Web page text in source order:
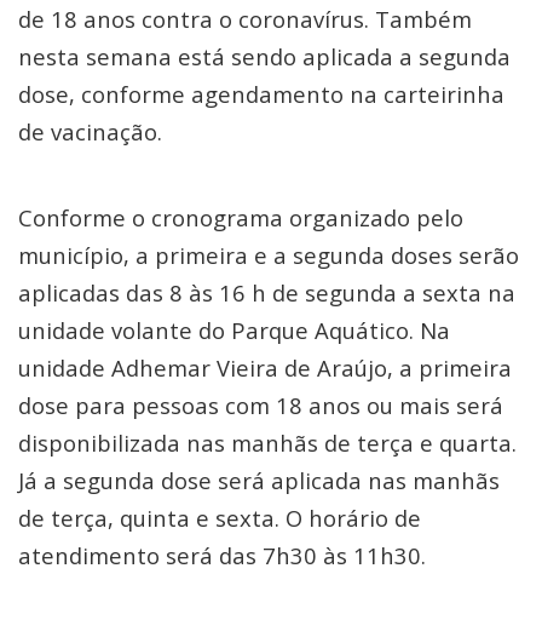
de 18 anos contra o coronavírus. Também
nesta semana está sendo aplicada a segunda
dose, conforme agendamento na carteirinha
de vacinação.
Conforme o cronograma organizado pelo
município, a primeira e a segunda doses serão
aplicadas das 8 às 16 h de segunda a sexta na
unidade volante do Parque Aquático. Na
unidade Adhemar Vieira de Araújo, a primeira
dose para pessoas com 18 anos ou mais será
disponibilizada nas manhãs de terça e quarta.
Já a segunda dose será aplicada nas manhãs
de terça, quinta e sexta. O horário de
atendimento será das 7h30 às 11h30.